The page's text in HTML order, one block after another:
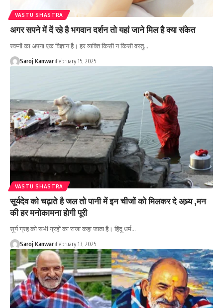
VASTU SHASTRA
अगर सपने में दें रहे है भगवान दर्शन तो यहां जाने मिल है क्या संकेत
स्वप्नों का अपना एक विज्ञान है। हर व्यक्ति किसी न किसी वस्तु…
Saroj Kanwar February 15, 2025
VASTU SHASTRA
सूर्यदेव को चढ़ाते है जल तो पानी में इन चीजों को मिलकर दे अध्र्य ,मन
की हर मनोकामना होगी पूरी
सूर्य ग्रह को सभी ग्रहों का राजा कहा जाता है। हिंदू धर्म…
Saroj Kanwar February 13, 2025